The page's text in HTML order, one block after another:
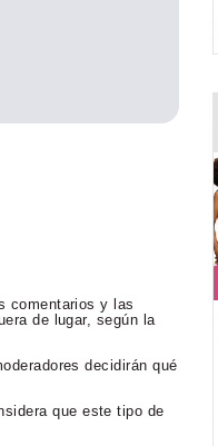
comentarios y las
de lugar, según la
decidirán qué
que este tipo de